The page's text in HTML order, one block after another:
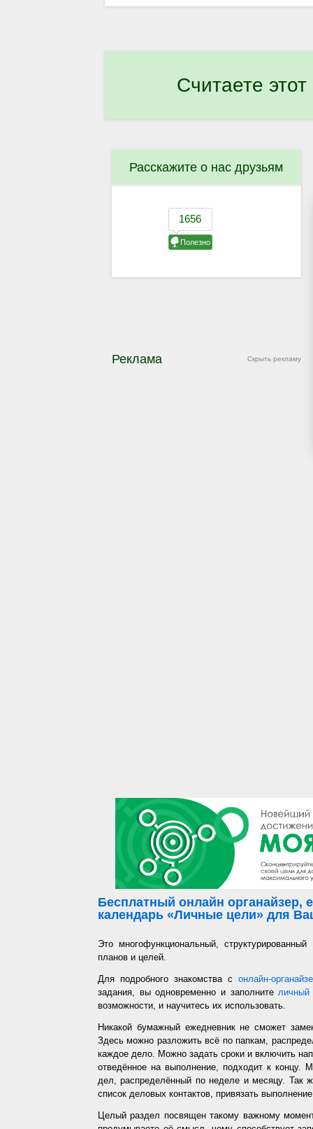
Считаете
Расскажите о нас друзьям
Скрыть рекламу
Реклама
Бесплатный онлайн органайзер,
календарь «Личные цели» для
Это многофункциональный,
планов и целей.
Для подробного знакомства с онлайн-
задания, вы одновременно и заполнителичный
возможности, и научитесь их использовать.
Никакой бумажный ежедневник не сможет
Здесь можно разложить всё по папкам,
каждое дело. Можно задать сроки и включить
отведённое на выполнение, подходит к концу.
дел, распределённый по неделе и месяцу. Так
список деловых контактов, привязать
Целый раздел посвящен такому важному